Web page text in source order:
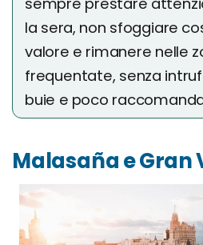
la sera, non sfoggiare
valore e rimanere nelle
frequentate, senza
buie e poco
Malasaña e Gran